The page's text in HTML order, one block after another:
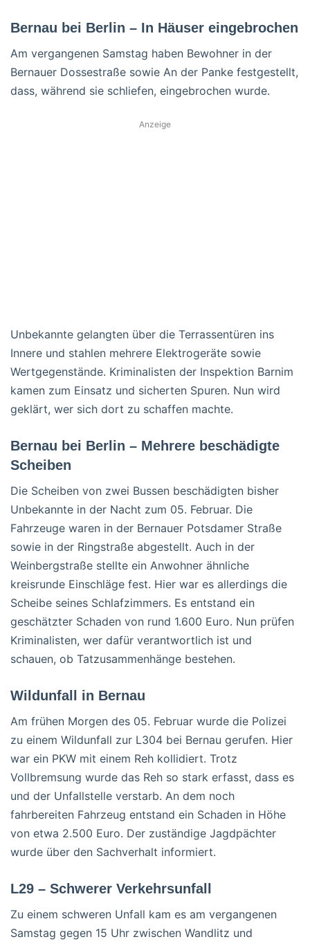
Bernau bei Berlin – In Häuser eingebrochen
Am vergangenen Samstag haben Bewohner in der
Bernauer Dossestraße sowie An der Panke festgestellt,
dass, während sie schliefen, eingebrochen wurde.
Anzeige
Unbekannte gelangten über die Terrassentüren ins
Innere und stahlen mehrere Elektrogeräte sowie
Wertgegenstände. Kriminalisten der Inspektion Barnim
kamen zum Einsatz und sicherten Spuren. Nun wird
geklärt, wer sich dort zu schaffen machte.
Bernau bei Berlin – Mehrere beschädigte
Scheiben
Die Scheiben von zwei Bussen beschädigten bisher
Unbekannte in der Nacht zum 05. Februar. Die
Fahrzeuge waren in der Bernauer Potsdamer Straße
sowie in der Ringstraße abgestellt. Auch in der
Weinbergstraße stellte ein Anwohner ähnliche
kreisrunde Einschläge fest. Hier war es allerdings die
Scheibe seines Schlafzimmers. Es entstand ein
geschätzter Schaden von rund 1.600 Euro. Nun prüfen
Kriminalisten, wer dafür verantwortlich ist und
schauen, ob Tatzusammenhänge bestehen.
Wildunfall in Bernau
Am frühen Morgen des 05. Februar wurde die Polizei
zu einem Wildunfall zur L304 bei Bernau gerufen. Hier
war ein PKW mit einem Reh kollidiert. Trotz
Vollbremsung wurde das Reh so stark erfasst, dass es
und der Unfallstelle verstarb. An dem noch
fahrbereiten Fahrzeug entstand ein Schaden in Höhe
von etwa 2.500 Euro. Der zuständige Jagdpächter
wurde über den Sachverhalt informiert.
L29 – Schwerer Verkehrsunfall
Zu einem schweren Unfall kam es am vergangenen
Samstag gegen 15 Uhr zwischen Wandlitz und